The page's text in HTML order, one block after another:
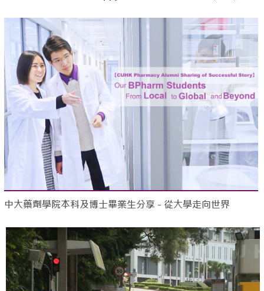
中大藥劑學院本科及博士畢業生分享 - 從大學走向世界